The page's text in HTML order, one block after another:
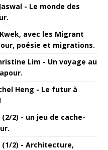
- Le monde des
avec les Migrant
poésie et migrations.
Lim - Un voyage au
Heng - Le futur à
2) - un jeu de cache-
(1/2) - Architecture,